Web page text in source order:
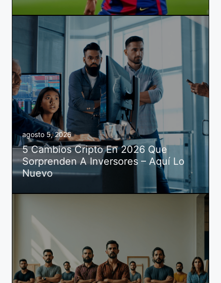
agosto 5, 2026
5 Cambios Cripto En 2026 Que
Sorprenden A Inversores – Aquí Lo
Nuevo